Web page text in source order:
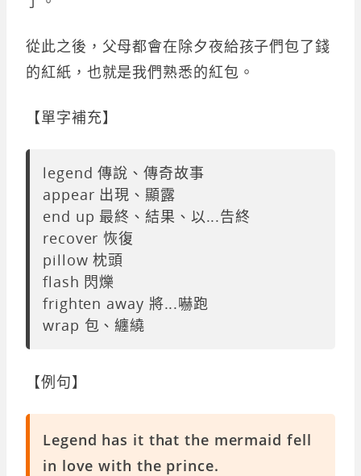
從此之後，父母都會在除夕夜給孩子們包了錢
的紅紙，也就是我們熟悉的紅包。
【單字補充】
legend 傳說、傳奇故事
appear 出現、顯露
end up 最終、結果、以...告終
recover 恢復
pillow 枕頭
flash 閃爍
frighten away 將...嚇跑
wrap 包、纏繞
【例句】
Legend has it that the mermaid fell
in love with the prince.